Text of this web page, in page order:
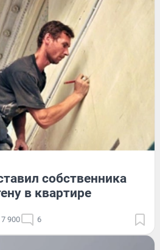
собственника
в квартире
7 900 6